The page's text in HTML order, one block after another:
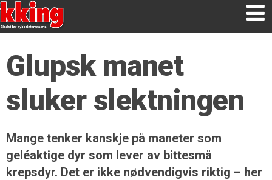
Glupsk manet
sluker slektningen
Mange tenker kanskje på maneter som
geléaktige dyr som lever av bittesmå
krepsdyr. Det er ikke nødvendigvis riktig – her